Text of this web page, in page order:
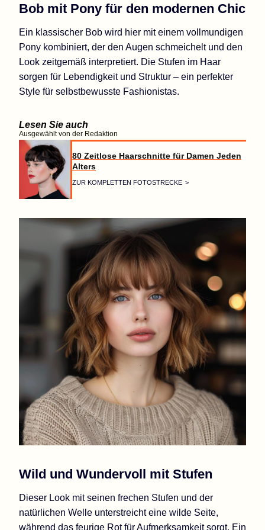
Bob mit Pony für den modernen Chic
Ein klassischer Bob wird hier mit einem vollmundigen
Pony kombiniert, der den Augen schmeichelt und den
Look zeitgemäß interpretiert. Die Stufen im Haar
sorgen für Lebendigkeit und Struktur – ein perfekter
Style für selbstbewusste Fashionistas.
Lesen Sie auch
Ausgewählt von der Redaktion
80 Zeitlose Haarschnitte für Damen Jeden
Alters
ZUR KOMPLETTEN FOTOSTRECKE
Wild und Wundervoll mit Stufen
Dieser Look mit seinen frechen Stufen und der
natürlichen Welle unterstreicht eine wilde Seite,
während das feurige Rot für Aufmerksamkeit sorgt. Ein